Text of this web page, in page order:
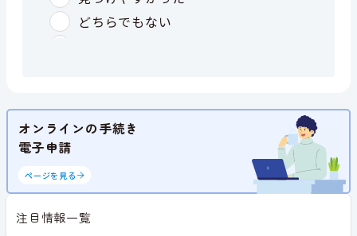
オンラインの手続き
電子申請
ページを見る
注目情報一覧